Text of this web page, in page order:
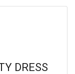
DRESS